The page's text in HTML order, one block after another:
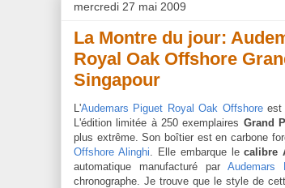
mercredi 27 mai 2009
La Montre du jour:
Royal Oak Offshore
Singapour
L'Audemars Piguet Royal Oak Offshoreest
L'édition limitée à 250 exemplaires Grand
plus extrême. Son boîtier est en carbone
Offshore Alinghi. Elle embarque lecalibre
automatique manufacturé par Audemars
chronographe. Je trouve que le style de